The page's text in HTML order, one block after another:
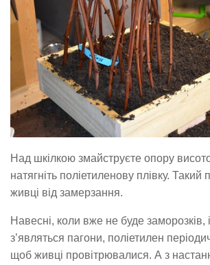
Над шкілкою змайструєте опору
натягніть поліетиленову плівку. Такий
живці від замерзання.
Навесні, коли вже не буде заморозків,
з’являться пагони, поліетилен
щоб живці провітрювалися. А з